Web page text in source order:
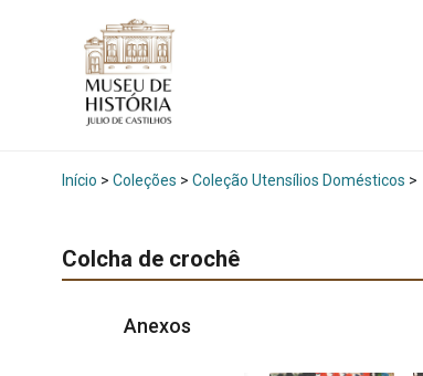
Início > Coleções > Coleção Utensílios Domésticos >
Colcha de crochê
Anexos